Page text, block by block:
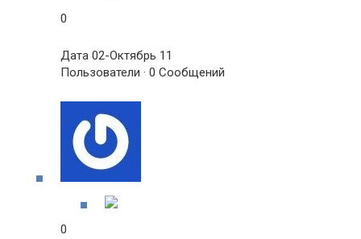
0
Дата 02-Октябрь 11
Пользователи · 0 Сообщений
0